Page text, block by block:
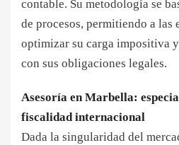
contable. Su metodología se
de procesos, permitiendo a las
optimizar su carga impositiva
con sus obligaciones legales.
Asesoría en Marbella:
fiscalidad internacional
Dada la singularidad del